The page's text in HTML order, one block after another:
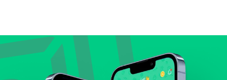
Lihat pertumbuhan pendapatan & laba.
Cek margin dan arus kas.
Evaluasi prospek bisnis dan posisi perusahaan di
industrinya.